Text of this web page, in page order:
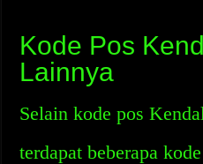
Kode Pos
Lainnya
Selain kode pos
terdapat beberapa